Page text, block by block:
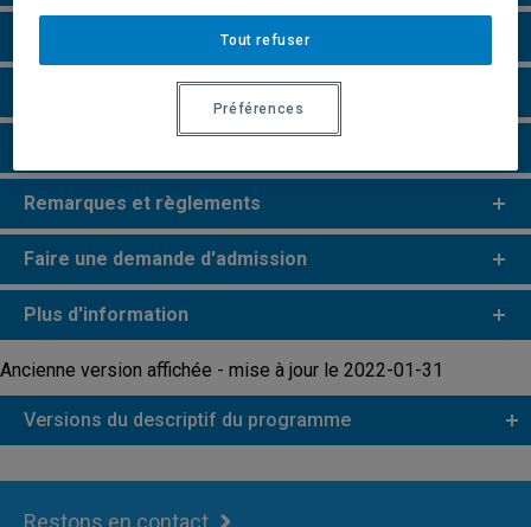
Perspectives professionnelles
Remarques et règlements
Faire une demande d'admission
Plus d'information
Ancienne version affichée - mise à jour le 2022-01-31
Versions du descriptif du programme
Restons en contact
Tout refuser
Préférences